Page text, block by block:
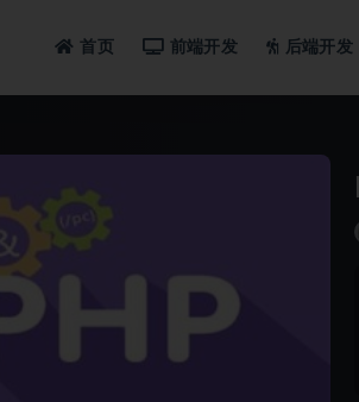
首页 前端开发 后端开发